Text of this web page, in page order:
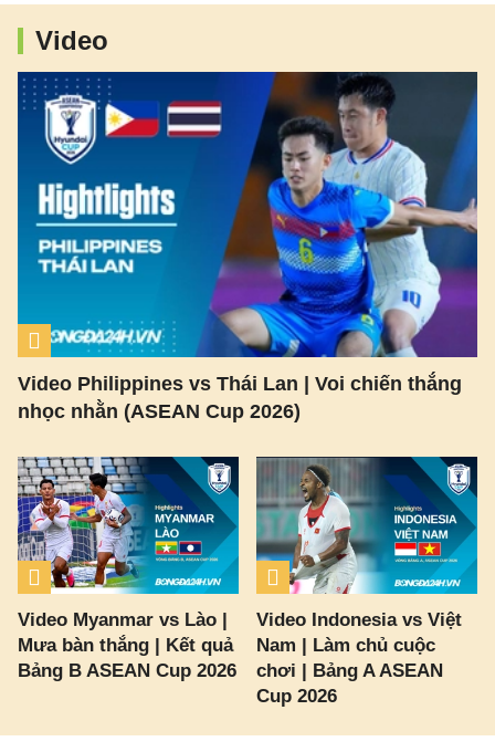
Video
Video Philippines vs Thái Lan | Voi chiến thắng
nhọc nhằn (ASEAN Cup 2026)
Video Myanmar vs Lào |
Mưa bàn thắng | Kết quả
Bảng B ASEAN Cup 2026
Video Indonesia vs Việt
Nam | Làm chủ cuộc
chơi | Bảng A ASEAN
Cup 2026